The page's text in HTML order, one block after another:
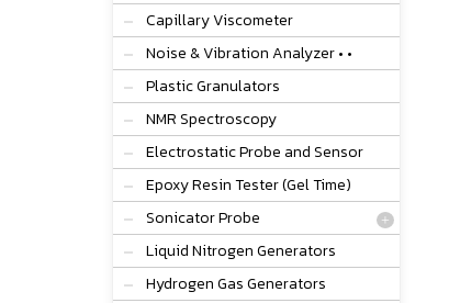
Capillary Viscometer
Noise & Vibration Analyzer • •
Plastic Granulators
NMR Spectroscopy
Electrostatic Probe and Sensor
Epoxy Resin Tester (Gel Time)
Sonicator Probe
Liquid Nitrogen Generators
Hydrogen Gas Generators